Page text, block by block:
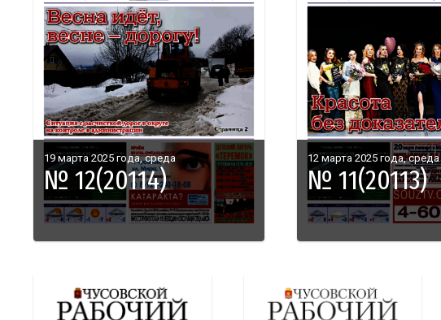
19 марта 2025 года, среда
№ 12(20114)
12 марта 2025 года, среда
№ 11(20113)